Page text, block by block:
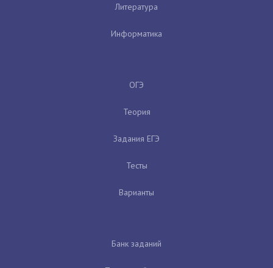
Литература
Информатика
ОГЭ
Теория
Задания ЕГЭ
Тесты
Варианты
Банк заданий